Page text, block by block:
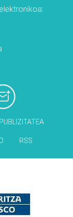
PUBLIZITATEA
RSS